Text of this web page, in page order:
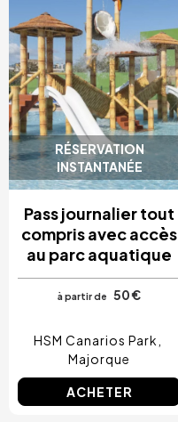
RÉSERVATION
INSTANTANÉE
Pass journalier tout
compris avec accès
au parc aquatique
à partir de 50 €
HSM Canarios Park
Majorque
ACHETER